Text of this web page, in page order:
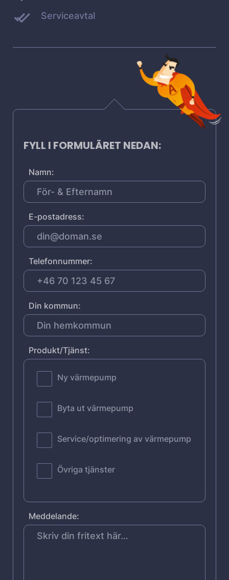
Serviceavtal
FYLL I FORMULÄRET NEDAN:
Namn:
E-postadress:
Telefonnummer:
Din kommun:
Produkt/Tjänst:
Ny värmepump
Byta ut värmepump
Service/optimering av värmepump
Övriga tjänster
Meddelande: